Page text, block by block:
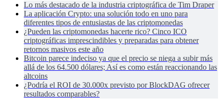
Lo más destacado de la industria criptográfica de Tim Draper
La aplicación Crypto: una solución todo en uno para
diferentes tipos de entusiastas de las criptomonedas
¿Pueden las criptomonedas hacerte rico? Cinco ICO
criptográficas imprescindibles y preparadas para obtener
retornos masivos este año
Bitcoin parece indeciso ya que el precio se niega a subir más
allá de los 64.500 dólares; Así es como están reaccionando las
altcoins
¿Podría el ROI de 30.000x previsto por BlockDAG ofrecer
resultados comparables?